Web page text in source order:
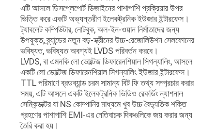
এটি আসলে ডিসপ্লেপোর্ট ডিজাইনের পাশাপাশি প্রক্রিয়ার উপর
ভিত্তি করে একটি অভ্যন্তরীণ ইলেকট্রনিক ইউজার ইন্টারফেস।
ট্যাবলেট কম্পিউটার, নোটবুক, অল-ইন-ওয়ান নির্মাতাদের জন্য
উপযুক্ত, ব্র্যান্ডের নতুন বড়-স্ক্রীনের উচ্চ-রেজোলিউশন সেলফোনের
ভবিষ্যত, ভবিষ্যত অবশ্যই LVDS পরিবর্তন করবে।
LVDS, বা এমনকি লো ভোল্টেজ ডিফারেনশিয়াল সিগন্যালিং, আসলে
একটি লো ভোল্টেজ ডিফারেনশিয়াল সিগন্যালিং ইউজার ইন্টারফেস।
TTL পরিমাণে ব্রডব্যান্ড চরম সামান্য বিট ফি তথ্য সম্প্রচার করার
সময়, এটি আসলে একটি ইলেকট্রনিক ভিডিও রেকর্ডিং ন্যাশনাল
সেমিকন্ডাক্টর যা NS কোম্পানির মাধ্যমে খুব উচ্চ বৈদ্যুতিক শক্তি
গ্রহণের পাশাপাশি EMI-এর নেতিবাচক দিকগুলিকে জয় করার জন্য
তৈরি করা হয়।